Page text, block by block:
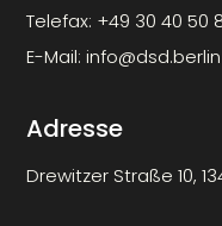
Telefax: +49 30 40 50
E-Mail:info@dsd.berlin
Adresse
Drewitzer Straße 10,